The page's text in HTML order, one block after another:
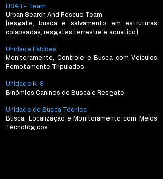
USAR - Team
Urban Search And Rescue Team
(resgate, busca e salvamento em estruturas
colapsadas, resgates terrestre e aquatico)
Unidade Falcões
Monitoramente, Controle e Busca com Veículos
Remotamente Tripulados
Unidade K-9
Binômios Caninos de Busca e Resgate
Unidade de Busca Técnica
Busca, Localização e Monitoramento com Meios
Técnológicos